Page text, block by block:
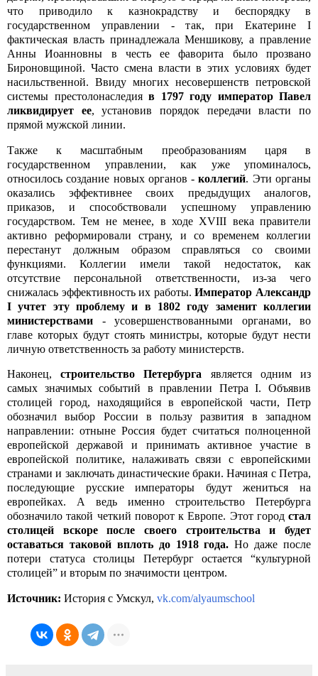
что приводило к казнокрадству и беспорядку в
государственном управлении - так, при Екатерине I
фактическая власть принадлежала Меншикову, а правление
Анны Иоанновны в честь ее фаворита было прозвано
Бироновщиной. Часто смена власти в этих условиях будет
насильственной. Ввиду многих несовершенств петровской
системы престолонаследия в 1797 году император Павел
ликвидирует ее, установив порядок передачи власти по
прямой мужской линии.
Также к масштабным преобразованиям царя в
государственном управлении, как уже упоминалось,
относилось создание новых органов -коллегий. Эти органы
оказались эффективнее своих предыдущих аналогов,
приказов, и способствовали успешному управлению
государством. Тем не менее, в ходе XVIII века правители
активно реформировали страну, и со временем коллегии
перестанут должным образом справляться со своими
функциями. Коллегии имели такой недостаток, как
отсутствие персональной ответственности, из-за чего
снижалась эффективность их работы.Император Александр
I учтет эту проблему и в 1802 году заменит коллегии
министерствами - усовершенствованными органами, во
главе которых будут стоять министры, которые будут нести
личную ответственность за работу министерств.
Наконец,строительство Петербурга является одним из
самых значимых событий в правлении Петра I. Объявив
столицей город, находящийся в европейской части, Петр
обозначил выбор России в пользу развития в западном
направлении: отныне Россия будет считаться полноценной
европейской державой и принимать активное участие в
европейской политике, налаживать связи с европейскими
странами и заключать династические браки. Начиная с Петра,
последующие русские императоры будут жениться на
европейках. А ведь именно строительство Петербурга
обозначило такой четкий поворот к Европе. Этот город стал
столицей вскоре после своего строительства и будет
оставаться таковой вплоть до 1918 года. Но даже после
потери статуса столицы Петербург остается “культурной
столицей” и вторым по значимости центром.
Источник: История с Умскул, vk.com/alyaumschool